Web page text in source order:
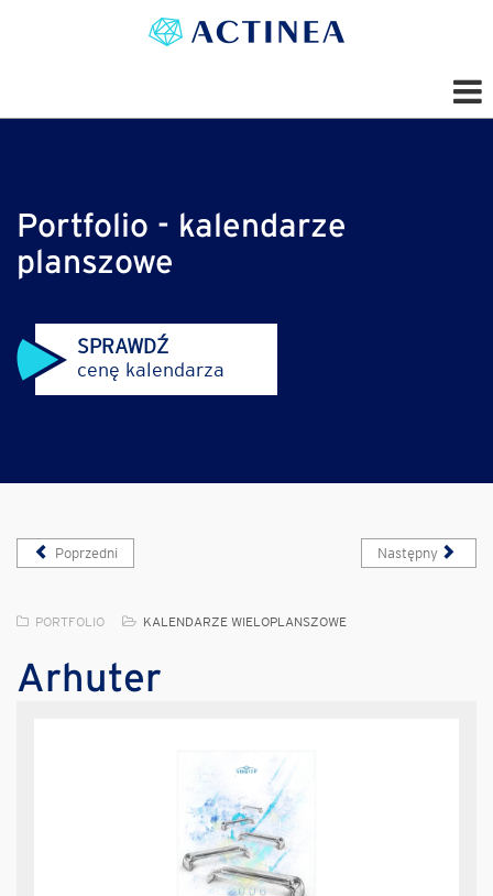
Portfolio - kalendarze
planszowe
SPRAWDŹ
cenę kalendarza
Poprzedni Następny
PORTFOLIO KALENDARZE WIELOPLANSZOWE
Arhuter